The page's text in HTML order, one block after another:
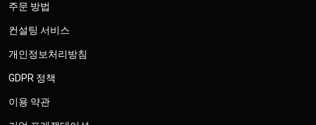
주문 방법
컨설팅 서비스
개인정보처리방침
GDPR 정책
이용 약관